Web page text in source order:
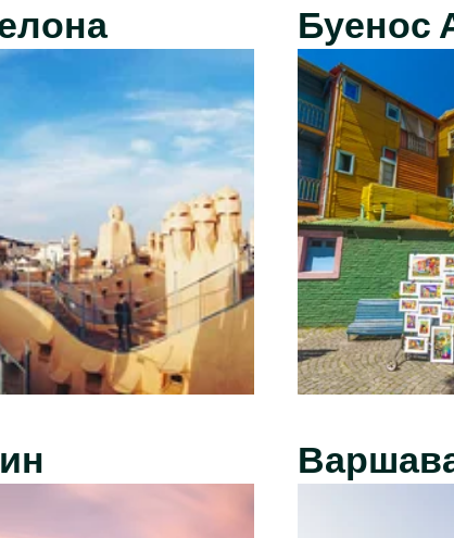
Буенос